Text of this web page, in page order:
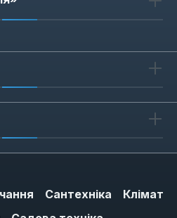
Сантехніка
Клімат